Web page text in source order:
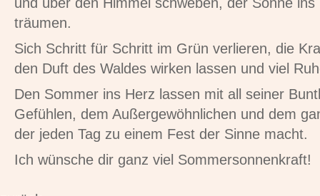
träumen.
Sich Schritt für Schritt im Grün verlieren, die
den Duft des Waldes wirken lassen und viel
Den Sommer ins Herz lassen mit all seiner
Gefühlen, dem Außergewöhnlichen und dem
der jeden Tag zu einem Fest der Sinne macht.
Ich wünsche dir ganz viel Sommersonnenkraft!